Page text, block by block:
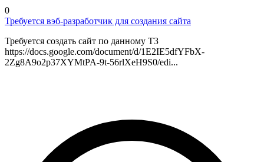
0
Требуется вэб-разработчик для создания сайта
Требуется создать сайт по данному ТЗ
https://docs.google.com/document/d/1E2IE5dfYFbX-
2Zg8A9o2p37XYMtPA-9t-56rlXeH9S0/edi...